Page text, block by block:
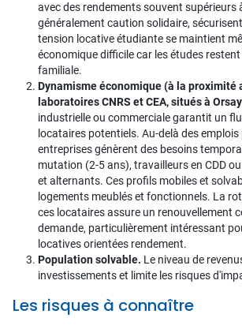
avec des rendements souvent supérieurs
généralement caution solidaire,
tension locative étudiante se maintient
économique difficile car les études
familiale.
Dynamisme économique (à la proximité
laboratoires CNRS et CEA, situés à
industrielle ou commerciale garantit un
locataires potentiels. Au-delà des
entreprises génèrent des besoins
mutation (2-5 ans), travailleurs en CDD
et alternants. Ces profils mobiles et
logements meublés et fonctionnels. La
ces locataires assure un renouvellement
demande, particulièrement intéressant
locatives orientées rendement.
Population solvable. Le niveau de
investissements et limite les risques
Les risques à connaître